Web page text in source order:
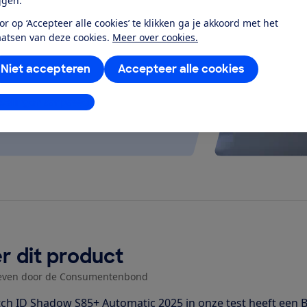
op ‘Accepteer alle cookies’ te klikken ga je akkoord met het
van deze cookies. Meer over cookies.
Accepteer alle cookies
Niet accepteren
aanpassen
je ver fietsen op een
kijken of de e-bike op rolletjes
dit product
door de Consumentenbond
ID Shadow S85+ Automatic 2025 in onze test heeft